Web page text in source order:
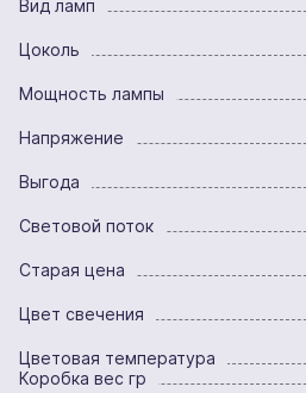
Вид ламп
Цоколь
Мощность лампы
Напряжение
Выгода
Световой поток
Старая цена
Цвет свечения
Цветовая температура
Коробка вес гр